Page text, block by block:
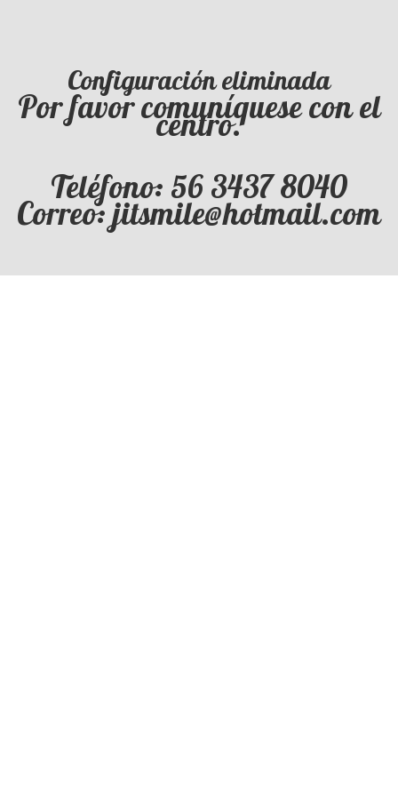
Configuración eliminada
Por favor comuníquese con el
centro.
Teléfono: 56 3437 8040
Correo: jitsmile@hotmail.com